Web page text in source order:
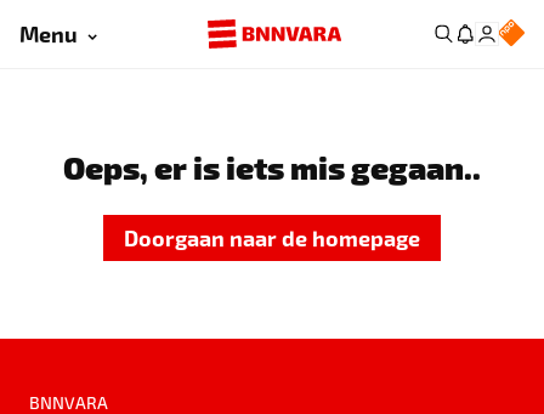
Menu
Oeps, er is iets mis gegaan..
Doorgaan naar de homepage
BNNVARA